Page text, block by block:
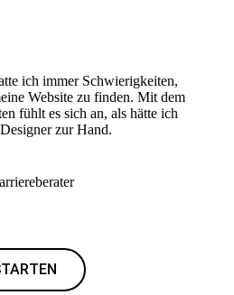
ich immer Schwierigkeiten,
Website zu finden. Mit dem
fühlt es sich an, als hätte ich
zur Hand.